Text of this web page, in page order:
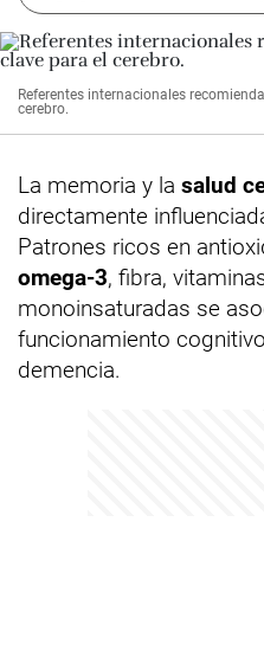
Referentes internacionales
cerebro.
La memoria y la salud
directamente
Patrones ricos en
omega-3, fibra,
monoinsaturadas se
funcionamiento
demencia.